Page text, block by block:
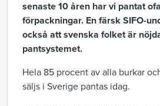
senaste 10 åren har vi pantat
förpackningar. En färsk SIFO-
också att svenska folket är
pantsystemet.
Hela 85 procent av alla burkar
säljs i Sverige pantas idag.